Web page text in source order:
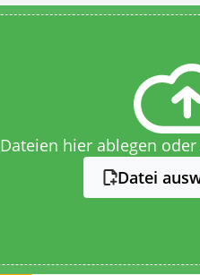
Dateien hier ablegen
Datei